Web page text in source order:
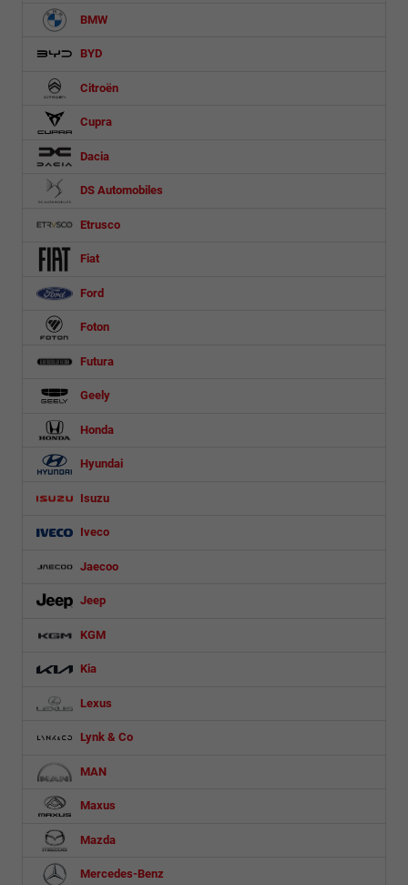
BMW
BYD
Citroën
Cupra
Dacia
DS Automobiles
Etrusco
Fiat
Ford
Foton
Futura
Geely
Honda
Hyundai
Isuzu
Iveco
Jaecoo
Jeep
KGM
Kia
Lexus
Lynk & Co
MAN
Maxus
Mazda
Mercedes-Benz